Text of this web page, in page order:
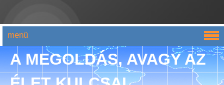
A MEGOLDÁS, AVAGY AZ
menü